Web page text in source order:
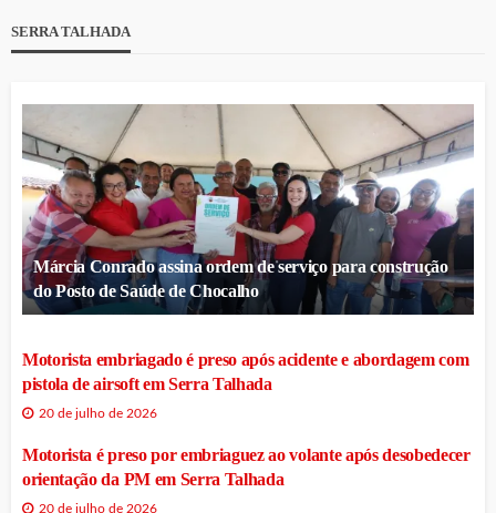
SERRA TALHADA
Márcia Conrado assina ordem de serviço para construção
do Posto de Saúde de Chocalho
Motorista embriagado é preso após acidente e abordagem com
pistola de airsoft em Serra Talhada
20 de julho de 2026
Motorista é preso por embriaguez ao volante após desobedecer
orientação da PM em Serra Talhada
20 de julho de 2026